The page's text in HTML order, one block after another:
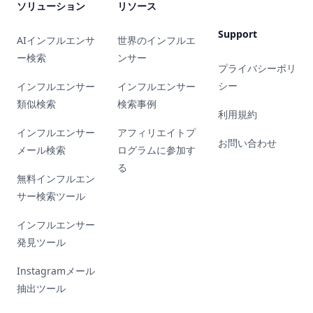
ソリューション
AIインフルエンサ
ー検索
インフルエンサー
類似検索
インフルエンサー
メール検索
無料インフルエン
サー検索ツール
インフルエンサー
発見ツール
Instagramメール
抽出ツール
リソース
世界のインフルエ
ンサー
インフルエンサー
検索事例
アフィリエイトプ
ログラムに参加す
る
Support
プライバシーポリ
シー
利用規約
お問い合わせ